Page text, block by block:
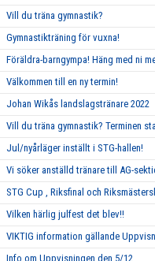
Vill du träna gymnastik?
Gymnastikträning för vuxna!
Föräldra-barngympa! Häng med ni
Välkommen till en ny termin!
Johan Wikås landslagstränare 2022
Vill du träna gymnastik? Terminen
Jul/nyårläger inställt i STG-hallen!
Vi söker anställd tränare till AG-
STG Cup , Riksfinal och
Vilken härlig julfest det blev!!
VIKTIG information gällande
Info om Uppvisningen den 5/12